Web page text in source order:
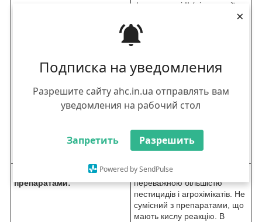
Подписка на уведомления
Разрешите сайту ahc.in.ua отправлять вам
уведомления на рабочий стол
Запретить Разрешить
Powered by SendPulse
×
фотосистемі II (ділянка дії -
фотосинтетичного
електронного транспорту).
СО2, при потраплянні в
речовина в хлоро­пластах
утворює білкові радикали, які
в хлоропластах,результатом
цього стає загибель рослини.
Сумісність з іншими
препаратами:
Препарат сумісний з
переважною більшістю
пестицидів і агрохімікатів. Не
сумісний з препаратами, що
мають кислу реакцію. В